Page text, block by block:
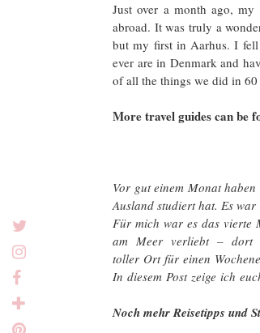
Just over a month ago,
abroad. It was truly a
but my first in Aarhus. I fell
ever are in Denmark and
of all the things we did in 60
More travel guides can be
Vor gut einem Monat
Ausland studiert hat. Es war
Für mich war es das vierte
am Meer verliebt – dort
toller Ort für einen
In diesem Post zeige ich
Noch mehr Reisetipps und